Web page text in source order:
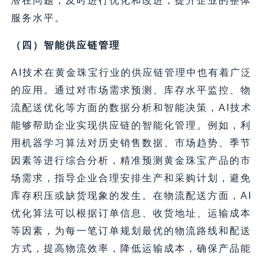
服务水平。
（四）智能供应链管理
AI技术在黄金珠宝行业的供应链管理中也有着广泛
的应用。通过对市场需求预测、库存水平监控、物
流配送优化等方面的数据分析和智能决策，AI技术
能够帮助企业实现供应链的智能化管理。例如，利
用机器学习算法对历史销售数据、市场趋势、季节
因素等进行综合分析，精准预测黄金珠宝产品的市
场需求，指导企业合理安排生产和采购计划，避免
库存积压或缺货现象的发生。在物流配送方面，AI
优化算法可以根据订单信息、收货地址、运输成本
等因素，为每一笔订单规划最优的物流路线和配送
方式，提高物流效率，降低运输成本，确保产品能